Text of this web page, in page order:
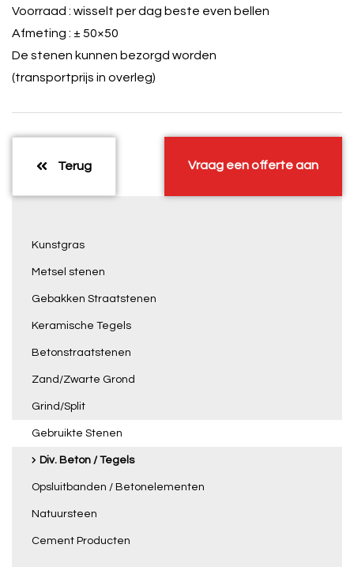
Kunstgras
Metsel stenen
Gebakken Straatstenen
Keramische Tegels
Betonstraatstenen
Zand/Zwarte Grond
Grind/Split
Gebruikte Stenen
Div. Beton / Tegels
Opsluitbanden / Betonelementen
Natuursteen
Cement Producten
Voorraad : wisselt per dag beste even bellen
Afmeting : ± 50×50
De stenen kunnen bezorgd worden
(transportprijs in overleg)
Terug Vraag een offerte aan